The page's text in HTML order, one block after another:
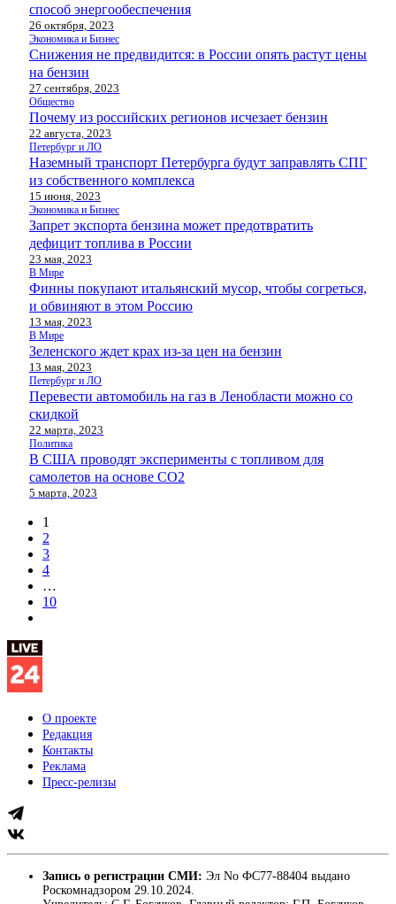
способ энергообеспечения
26 октября, 2023
Экономика и Бизнес
Снижения не предвидится: в России опять растут цены
на бензин
27 сентября, 2023
Общество
Почему из российских регионов исчезает бензин
22 августа, 2023
Петербург и ЛО
Наземный транспорт Петербурга будут заправлять СПГ
из собственного комплекса
15 июня, 2023
Экономика и Бизнес
Запрет экспорта бензина может предотвратить
дефицит топлива в России
23 мая, 2023
В Мире
Финны покупают итальянский мусор, чтобы согреться,
и обвиняют в этом Россию
13 мая, 2023
В Мире
Зеленского ждет крах из-за цен на бензин
13 мая, 2023
Петербург и ЛО
Перевести автомобиль на газ в Ленобласти можно со
скидкой
22 марта, 2023
Политика
В США проводят эксперименты с топливом для
самолетов на основе СО2
5 марта, 2023
1
2
3
4
…
10
О проекте
Редакция
Контакты
Реклама
Пресс-релизы
Запись о регистрации СМИ: Эл No ФС77-88404 выдано
Роскомнадзором 29.10.2024.